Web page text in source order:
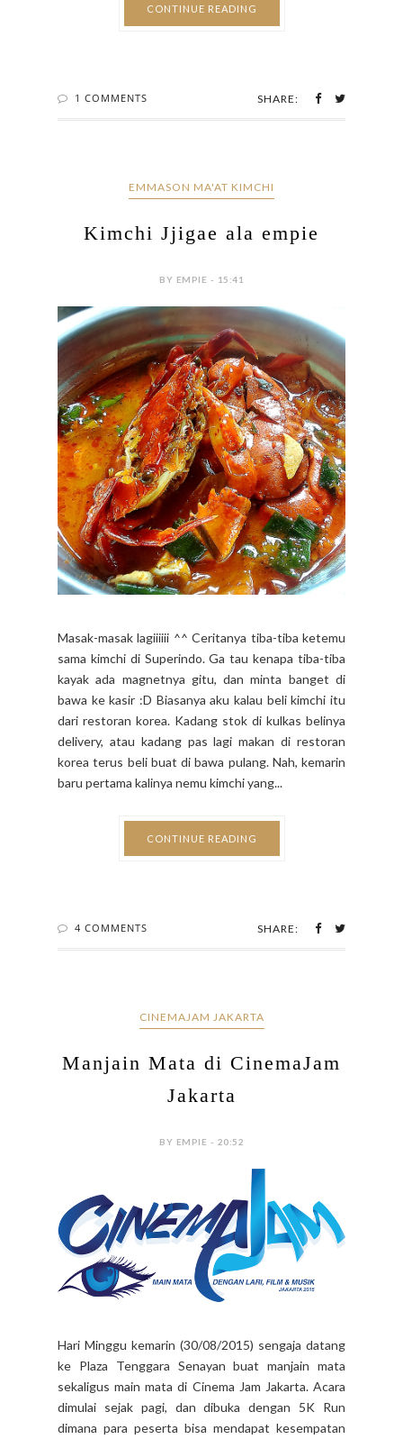
CONTINUE READING
1 COMMENTS SHARE:
EMMASON MA'AT KIMCHI
Kimchi Jjigae ala empie
BY EMPIE - 15:41
Masak-masak lagiiiiii ^^ Ceritanya tiba-tiba ketemu
sama kimchi di Superindo. Ga tau kenapa tiba-tiba
kayak ada magnetnya gitu, dan minta banget di
bawa ke kasir :D Biasanya aku kalau beli kimchi itu
dari restoran korea. Kadang stok di kulkas belinya
delivery, atau kadang pas lagi makan di restoran
korea terus beli buat di bawa pulang. Nah, kemarin
baru pertama kalinya nemu kimchi yang...
CONTINUE READING
4 COMMENTS SHARE:
CINEMAJAM JAKARTA
Manjain Mata di CinemaJam
Jakarta
BY EMPIE - 20:52
Hari Minggu kemarin (30/08/2015) sengaja datang
ke Plaza Tenggara Senayan buat manjain mata
sekaligus main mata di Cinema Jam Jakarta. Acara
dimulai sejak pagi, dan dibuka dengan 5K Run
dimana para peserta bisa mendapat kesempatan